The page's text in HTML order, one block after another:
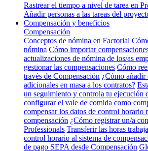
Rastrear el tiempo a nivel de tarea en
Añadir personas a las tareas del
Compensación y beneficios
Compensación
Conceptos de nómina en Factorial
nómina Cómo importar
actualizaciones de nómina de los/as
gestionar las compensaciones Cómo
través de Compensación ¿Cómo añadir
adicionales en masa a los contratos?
un seguimiento y controla tu ejecución
configurar el vale de comida como
compensar los datos de control horario
compensación ¿Cómo registrar un/a
Professionals Transferir las horas
control horario al sistema de
de pago SEPA desde Compensación